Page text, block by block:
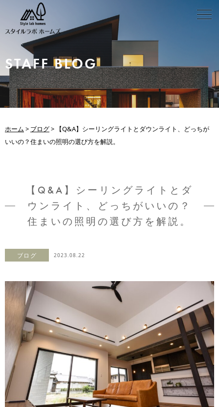
STAFF BLOG
ホーム > ブログ>
【Q&A】シーリングライトとダウンライト、どっちが
いいの？住まいの照明の選び方を解説。
【Q&A】シーリングライトとダ
ウンライト、どっちがいいの？
住まいの照明の選び方を解説。
ブログ 2023.08.22